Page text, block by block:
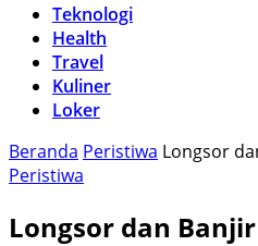
Teknologi
Health
Travel
Kuliner
Loker
Beranda Peristiwa Longsor
Peristiwa
Longsor dan